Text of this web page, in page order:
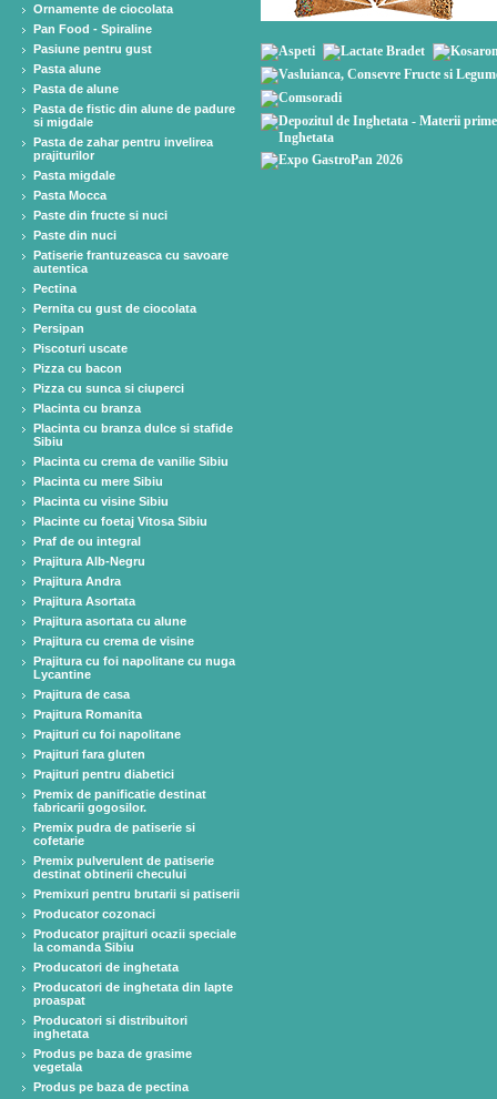
Ornamente de ciocolata
Pan Food - Spiraline
Pasiune pentru gust
Pasta alune
Pasta de alune
Pasta de fistic din alune de padure
si migdale
Pasta de zahar pentru invelirea
prajiturilor
Pasta migdale
Pasta Mocca
Paste din fructe si nuci
Paste din nuci
Patiserie frantuzeasca cu savoare
autentica
Pectina
Pernita cu gust de ciocolata
Persipan
Piscoturi uscate
Pizza cu bacon
Pizza cu sunca si ciuperci
Placinta cu branza
Placinta cu branza dulce si stafide
Sibiu
Placinta cu crema de vanilie Sibiu
Placinta cu mere Sibiu
Placinta cu visine Sibiu
Placinte cu foetaj Vitosa Sibiu
Praf de ou integral
Prajitura Alb-Negru
Prajitura Andra
Prajitura Asortata
Prajitura asortata cu alune
Prajitura cu crema de visine
Prajitura cu foi napolitane cu nuga
Lycantine
Prajitura de casa
Prajitura Romanita
Prajituri cu foi napolitane
Prajituri fara gluten
Prajituri pentru diabetici
Premix de panificatie destinat
fabricarii gogosilor.
Premix pudra de patiserie si
cofetarie
Premix pulverulent de patiserie
destinat obtinerii checului
Premixuri pentru brutarii si patiserii
Producator cozonaci
Producator prajituri ocazii speciale
la comanda Sibiu
Producatori de inghetata
Producatori de inghetata din lapte
proaspat
Producatori si distribuitori
inghetata
Produs pe baza de grasime
vegetala
Produs pe baza de pectina